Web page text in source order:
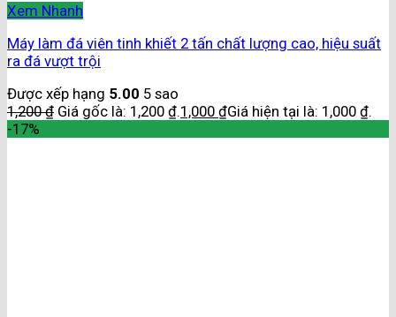
Xem Nhanh
Máy làm đá viên tinh khiết 2 tấn chất lượng cao, hiệu suất
ra đá vượt trội
Được xếp hạng 5.00 5 sao
1,200₫ Giá gốc là: 1,200 ₫.1,000 ₫Giá hiện tại là: 1,000 ₫.
-17%